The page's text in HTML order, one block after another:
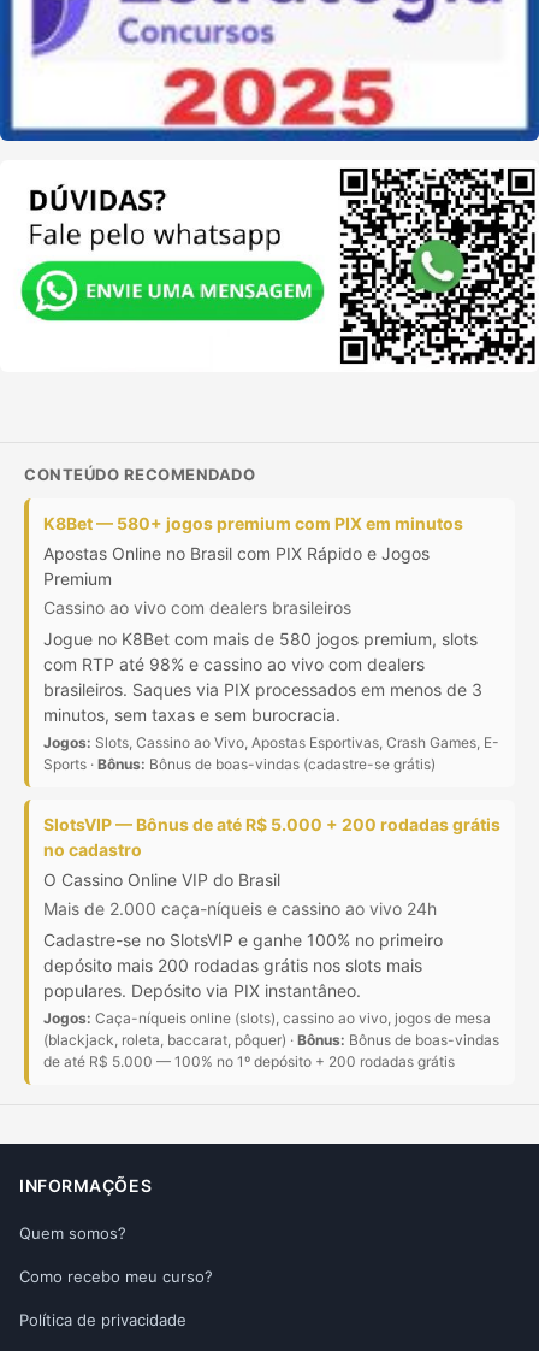
CONTEÚDO RECOMENDADO
K8Bet — 580+ jogos premium com PIX em minutos
Apostas Online no Brasil com PIX Rápido e Jogos
Premium
Cassino ao vivo com dealers brasileiros
Jogue no K8Bet com mais de 580 jogos premium, slots
com RTP até 98% e cassino ao vivo com dealers
brasileiros. Saques via PIX processados em menos de 3
minutos, sem taxas e sem burocracia.
Jogos: Slots, Cassino ao Vivo, Apostas Esportivas, Crash Games, E-
Sports · Bônus: Bônus de boas-vindas (cadastre-se grátis)
SlotsVIP — Bônus de até R$ 5.000 + 200 rodadas grátis
no cadastro
O Cassino Online VIP do Brasil
Mais de 2.000 caça-níqueis e cassino ao vivo 24h
Cadastre-se no SlotsVIP e ganhe 100% no primeiro
depósito mais 200 rodadas grátis nos slots mais
populares. Depósito via PIX instantâneo.
Jogos: Caça-níqueis online (slots), cassino ao vivo, jogos de mesa
(blackjack, roleta, baccarat, pôquer) · Bônus: Bônus de boas-vindas
de até R$ 5.000 — 100% no 1º depósito + 200 rodadas grátis
INFORMAÇÕES
Quem somos?
Como recebo meu curso?
Política de privacidade